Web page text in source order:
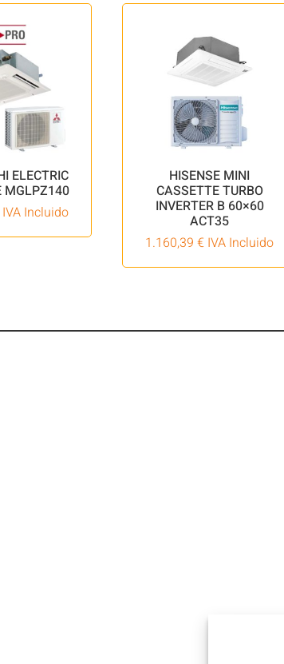
ELECTRIC
MGLPZ140
IVA Incluido
HISENSE MINI
CASSETTE TURBO
INVERTER B 60×60
ACT35
1.160,39€ IVA Incluido